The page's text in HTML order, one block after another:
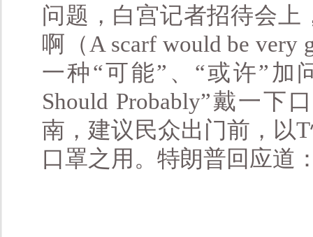
问题，白宫记者招待会
啊（A scarf would be
一种“可能”、“或许”加
Should Probably”戴一下
南，建议民众出门前，以
口罩之用。特朗普回应